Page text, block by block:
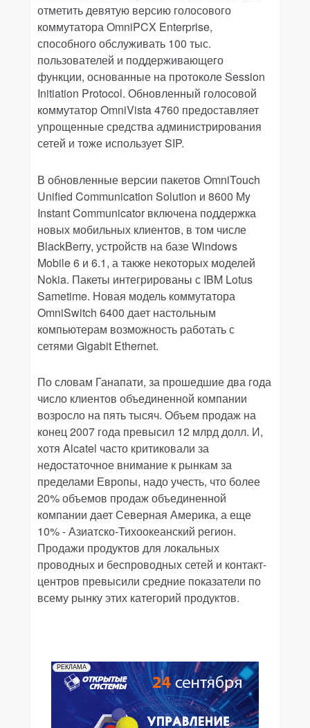
отметить девятую версию голосового
коммутатора OmniPCX Enterprise,
способного обслуживать 100 тыс.
пользователей и поддерживающего
функции, основанные на протоколе Session
Initiation Protocol. Обновленный голосовой
коммутатор OmniVista 4760 предоставляет
упрощенные средства администрирования
сетей и тоже использует SIP.
В обновленные версии пакетов OmniTouch
Unified Communication Solution и 8600 My
Instant Communicator включена поддержка
новых мобильных клиентов, в том числе
BlackBerry, устройств на базе Windows
Mobile 6 и 6.1, а также некоторых моделей
Nokia. Пакеты интегрированы с IBM Lotus
Sametime. Новая модель коммутатора
OmniSwitch 6400 дает настольным
компьютерам возможность работать с
сетями Gigabit Ethernet.
По словам Ганапати, за прошедшие два года
число клиентов объединенной компании
возросло на пять тысяч. Объем продаж на
конец 2007 года превысил 12 млрд долл. И,
хотя Alcatel часто критиковали за
недостаточное внимание к рынкам за
пределами Европы, надо учесть, что более
20% объемов продаж объединенной
компании дает Северная Америка, а еще
10% - Азиатско-Тихоокеанский регион.
Продажи продуктов для локальных
проводных и беспроводных сетей и контакт-
центров превысили средние показатели по
всему рынку этих категорий продуктов.
РЕКЛАМА